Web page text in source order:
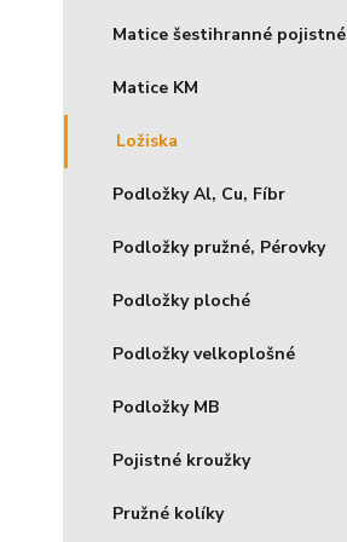
Matice šestihranné pojistné
Matice KM
Ložiska
Podložky Al, Cu, Fíbr
Podložky pružné, Pérovky
Podložky ploché
Podložky velkoplošné
Podložky MB
Pojistné kroužky
Pružné kolíky